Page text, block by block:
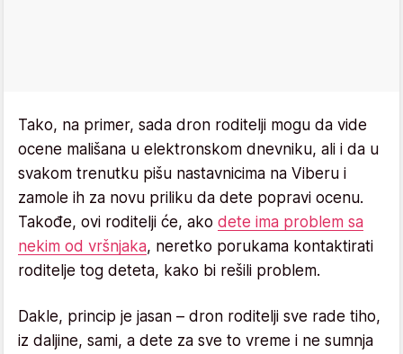
Tako, na primer, sada dron roditelji mogu da vide
ocene mališana u elektronskom dnevniku, ali i da u
svakom trenutku pišu nastavnicima na Viberu i
zamole ih za novu priliku da dete popravi ocenu.
Takođe, ovi roditelji će, ako dete ima problem sa
nekim od vršnjaka, neretko porukama kontaktirati
roditelje tog deteta, kako bi rešili problem.
Dakle, princip je jasan – dron roditelji sve rade tiho,
iz daljine, sami, a dete za sve to vreme i ne sumnja